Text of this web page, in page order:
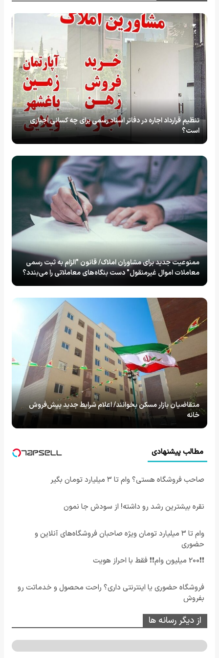
تنظیم قرارداد اجاره در دفاتر اسناد رسمی برای چه کسانی اجباری
است؟
ممنوعیت جدید برای مشاوران املاک/ قانون "الزام به ثبت رسمی
معاملات اموال غیرمنقول" دست بنگاه‌های معاملاتی را می‌بندد؟
متقاضیان بازار مسکن بخوانند/ اعلام شرایط جدید پیش‌فروش
خانه
مطالب پیشنهادی
صاحب فروشگاه هستی؟ وام تا ۳ میلیارد تومان بگیر
نقره بیشترین رشد رو داشته! از سودش جا نمون
وام تا ۳ میلیارد تومان ویژه صاحبان فروشگاه‌های آنلاین و
حضوری
❗❗200 میلیون وام❗❗ فقط با احراز هویت
فروشگاه حضوری یا اینترنتی داری؟ راحت محصول و خدماتت رو
بفروش
از دیگر رسانه ها